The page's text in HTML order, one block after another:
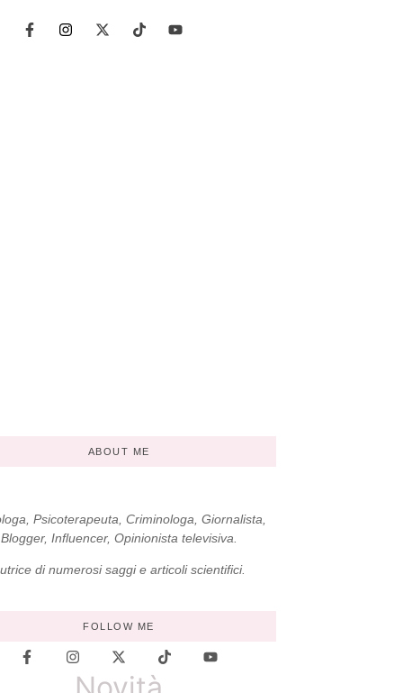
ABOUT ME
Psicoterapeuta, Criminologa, Giornalista,
Blogger, Influencer, Opinionista televisiva.
di numerosi saggi e articoli scientifici.
FOLLOW ME